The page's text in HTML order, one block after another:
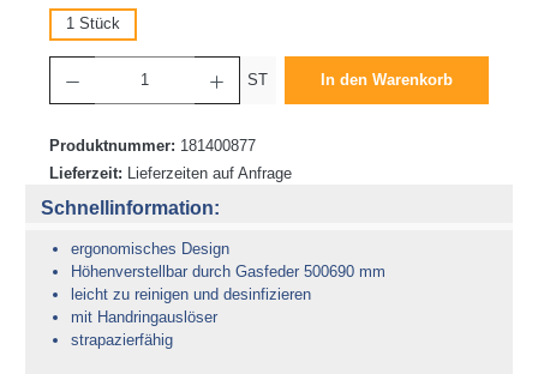
1 Stück
ST In den Warenkorb
Produktnummer: 181400877
Lieferzeit: Lieferzeiten auf Anfrage
Schnellinformation:
ergonomisches Design
Höhenverstellbar durch Gasfeder 500690 mm
leicht zu reinigen und desinfizieren
mit Handringauslöser
strapazierfähig